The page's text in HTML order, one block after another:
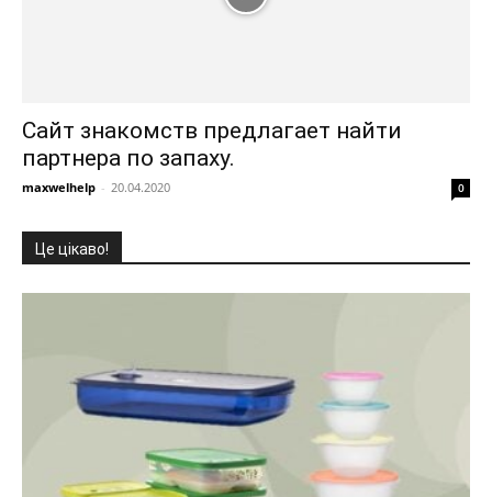
Сайт знакомств предлагает найти
партнера по запаху.
maxwelhelp - 20.04.2020 0
Це цікаво!